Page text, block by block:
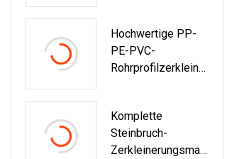
Hochwertige PP-
PE-PVC-
Rohrprofilzerkleiner
Durchmesser Für
Das
Kunststoffrecycling
Komplette
Steinbruch-
Zerkleinerungsmas